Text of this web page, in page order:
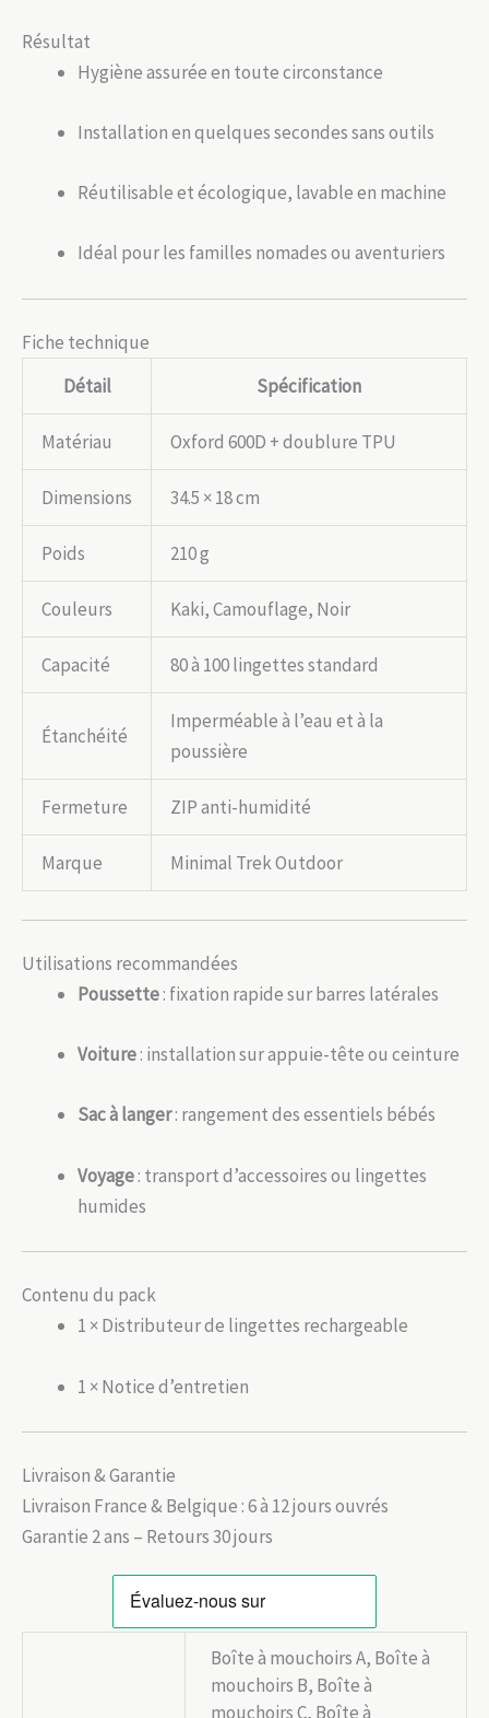
Résultat
Hygiène assurée en toute circonstance
Installation en quelques secondes sans outils
Réutilisable et écologique, lavable en machine
Idéal pour les familles nomades ou aventuriers
Fiche technique
Détail
Spécification
Matériau Oxford 600D + doublure TPU
Dimensions 34.5 × 18 cm
Poids 210 g
Couleurs Kaki, Camouflage, Noir
Capacité 80 à 100 lingettes standard
Étanchéité
Imperméable à l’eau et à la
poussière
Fermeture ZIP anti-humidité
Marque Minimal Trek Outdoor
Utilisations recommandées
Poussette: fixation rapide sur barres latérales
Voiture: installation sur appuie-tête ou ceinture
Sac à langer: rangement des essentiels bébés
Voyage: transport d’accessoires ou lingettes
humides
Contenu du pack
1 × Distributeur de lingettes rechargeable
1 × Notice d’entretien
Livraison & Garantie
Livraison France & Belgique : 6 à 12 jours ouvrés
Garantie 2 ans – Retours 30 jours
Boîte à mouchoirs A, Boîte à
mouchoirs B, Boîte à
mouchoirs C, Boîte à